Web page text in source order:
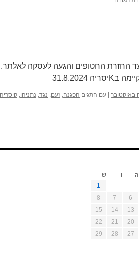
בעד החזרת החטופים והגעה לעסקה לאלתר.
באוקטובר עם התגים הפגנה, זעם, נגד, נתניהו, קיסריה
ה ו ש
1
6
7
8
13
14
15
20
21
22
27
28
29